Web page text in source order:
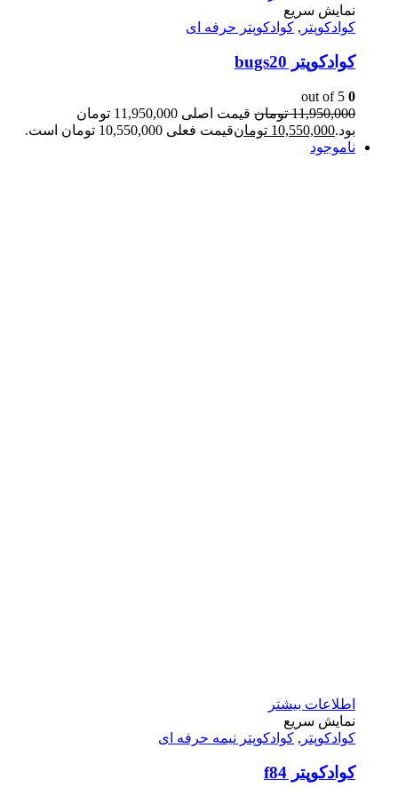
نمایش سریع
کوادکوپتر , کوادکوپتر حرفه ای
کوادکوپتر bugs20
0
11,950,000 تومان
قیمت اصلی 11,950,000 تومان
بود.10,550,000 تومانقیمت فعلی 10,550,000 تومان است.
ناموجود
اطلاعات بیشتر
نمایش سریع
کوادکوپتر , کوادکوپتر نیمه حرفه ای
كوادكوپتر f84